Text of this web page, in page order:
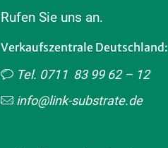
Rufen Sie uns an.
Verkaufszentrale Deutschland:
Tel. 0711 83 99 62 – 12
info@link-substrate.de